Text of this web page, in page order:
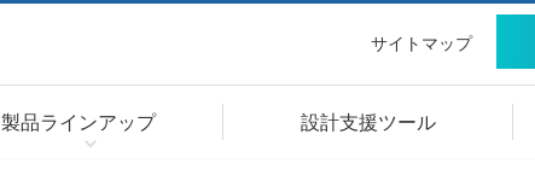
サイトマップ
製品ラインアップ 設計支援ツール